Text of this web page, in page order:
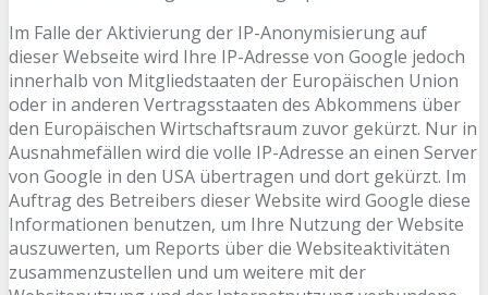
Im Falle der Aktivierung der IP-Anonymisierung auf
dieser Webseite wird Ihre IP-Adresse von Google jedoch
innerhalb von Mitgliedstaaten der Europäischen Union
oder in anderen Vertragsstaaten des Abkommens über
den Europäischen Wirtschaftsraum zuvor gekürzt. Nur in
Ausnahmefällen wird die volle IP-Adresse an einen Server
von Google in den USA übertragen und dort gekürzt. Im
Auftrag des Betreibers dieser Website wird Google diese
Informationen benutzen, um Ihre Nutzung der Website
auszuwerten, um Reports über die Websiteaktivitäten
zusammenzustellen und um weitere mit der